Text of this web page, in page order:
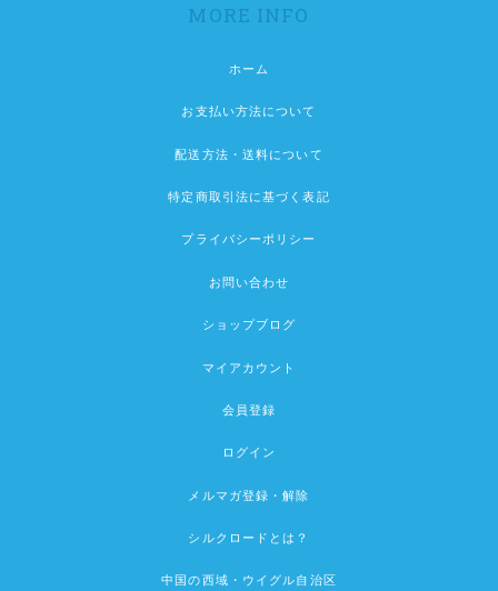
MORE INFO
ホーム
お支払い方法について
配送方法・送料について
特定商取引法に基づく表記
プライバシーポリシー
お問い合わせ
ショップブログ
マイアカウント
会員登録
ログイン
メルマガ登録・解除
シルクロードとは？
中国の西域・ウイグル自治区